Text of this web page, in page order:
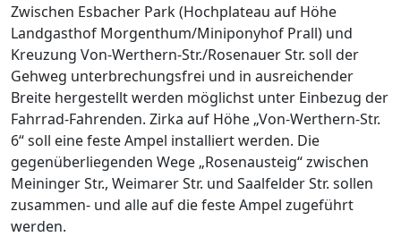
Zwischen Esbacher Park (Hochplateau auf Höhe
Landgasthof Morgenthum/Miniponyhof Prall) und
Kreuzung Von-Werthern-Str./Rosenauer Str. soll der
Gehweg unterbrechungsfrei und in ausreichender
Breite hergestellt werden möglichst unter Einbezug der
Fahrrad-Fahrenden. Zirka auf Höhe „Von-Werthern-Str.
6“ soll eine feste Ampel installiert werden. Die
gegenüberliegenden Wege „Rosenausteig“ zwischen
Meininger Str., Weimarer Str. und Saalfelder Str. sollen
zusammen- und alle auf die feste Ampel zugeführt
werden.